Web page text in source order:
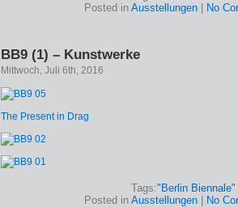
Posted in Ausstellungen| No
BB9 (1) – Kunstwerke
Mittwoch, Juli 6th, 2016
The Present in Drag
Tags:"Berlin Biennale"
Posted in Ausstellungen| No